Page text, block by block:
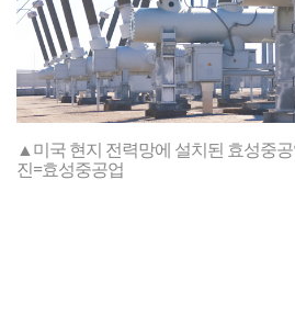
▲미국 현지 전력망에 설치된 효성중
진=효성중공업